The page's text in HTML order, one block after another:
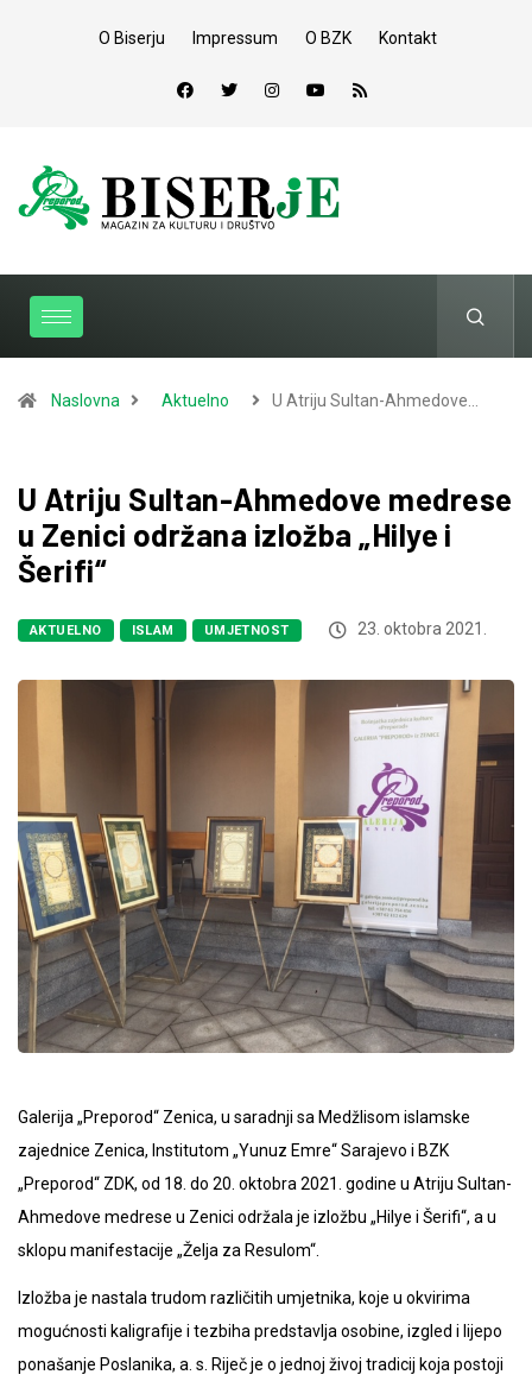
O Biserju Impressum O BZK Kontakt
Naslovna Aktuelno U Atriju Sultan-Ahmedove…
U Atriju Sultan-Ahmedove medrese
u Zenici održana izložba „Hilye i
Šerifi“
AKTUELNO ISLAM UMJETNOST 23. oktobra 2021.
Galerija „Preporod“ Zenica, u saradnji sa Medžlisom islamske
zajednice Zenica, Institutom „Yunuz Emre“ Sarajevo i BZK
„Preporod“ ZDK, od 18. do 20. oktobra 2021. godine u Atriju Sultan-
Ahmedove medrese u Zenici održala je izložbu „Hilye i Šerifi“, a u
sklopu manifestacije „Želja za Resulom“.
Izložba je nastala trudom različitih umjetnika, koje u okvirima
mogućnosti kaligrafije i tezbiha predstavlja osobine, izgled i lijepo
ponašanje Poslanika, a. s. Riječ je o jednoj živoj tradicij koja postoji